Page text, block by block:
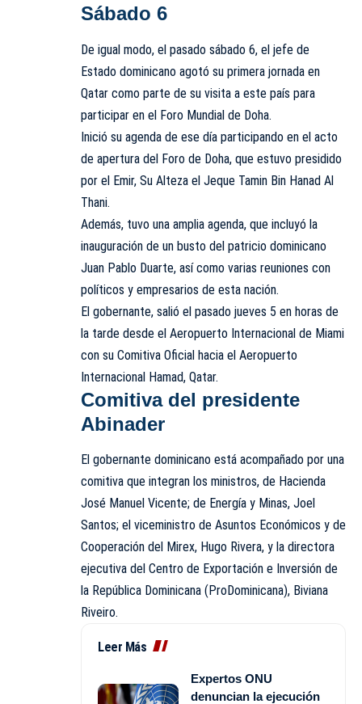
Sábado 6
De igual modo, el pasado sábado 6, el jefe de
Estado dominicano agotó su primera jornada en
Qatar como parte de su visita a este país para
participar en el Foro Mundial de Doha.
Inició su agenda de ese día participando en el acto
de apertura del Foro de Doha, que estuvo presidido
por el Emir, Su Alteza el Jeque Tamin Bin Hanad Al
Thani.
Además, tuvo una amplia agenda, que incluyó la
inauguración de un busto del patricio dominicano
Juan Pablo Duarte, así como varias reuniones con
políticos y empresarios de esta nación.
El gobernante, salió el pasado jueves 5 en horas de
la tarde desde el Aeropuerto Internacional de Miami
con su Comitiva Oficial hacia el Aeropuerto
Internacional Hamad, Qatar.
Comitiva del presidente
Abinader
El gobernante dominicano está acompañado por una
comitiva que integran los ministros, de Hacienda
José Manuel Vicente; de Energía y Minas, Joel
Santos; el viceministro de Asuntos Económicos y de
Cooperación del Mirex, Hugo Rivera, y la directora
ejecutiva del Centro de Exportación e Inversión de
la República Dominicana (ProDominicana), Biviana
Riveiro.
Leer Más
Expertos ONU
denuncian la ejecución